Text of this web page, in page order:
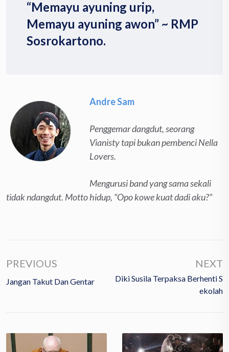
“Memayu ayuning urip,
Memayu ayuning awon” ~ RMP
Sosrokartono.
Andre Sam
Penggemar dangdut, seorang
Vianisty tapi bukan pembenci Nella
Lovers.
Mengurusi band yang sama sekali
tidak ndangdut. Motto hidup, “Opo kowe kuat dadi aku?”
PREVIOUS
Jangan Takut Dan Gentar
NEXT
Diki Susila Terpaksa Berhenti S
Ekolah